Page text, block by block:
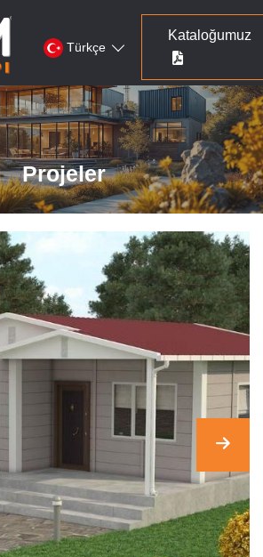
Türkçe
Kataloğumuz
Projeler